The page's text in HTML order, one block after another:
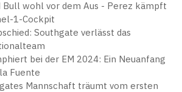
Bull wohl vor dem Aus - Perez kämpft
1-Cockpit
Southgate verlässt das
bei der EM 2024: Ein Neuanfang
Fuente
Mannschaft träumt vom ersten